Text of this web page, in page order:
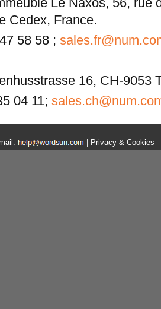
Cedex, France.
58 58 ;
16, CH-9053
04 11;
| Privacy & Cookies